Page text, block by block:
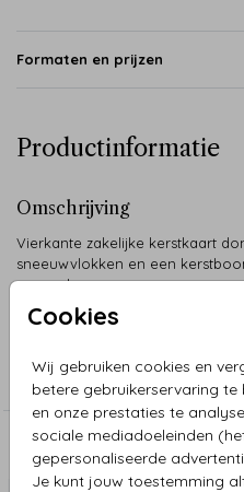
Cookies
Wij gebruiken cookies en
betere gebruikerservaring te
en onze prestaties te
sociale mediadoeleinden
gepersonaliseerde
Je kunt jouw toestemming
Formaten en prijzen
Productinformatie
Omschrijving
Vierkante zakelijke kerstkaart
sneeuwvlokken en een
aanpasbaar.
Kerstkaarten Zakelijk
Aanbevolen